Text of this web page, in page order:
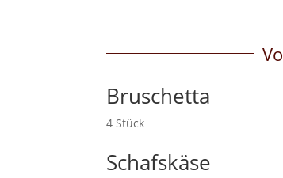
Bruschetta
4 Stück
Schafskäse